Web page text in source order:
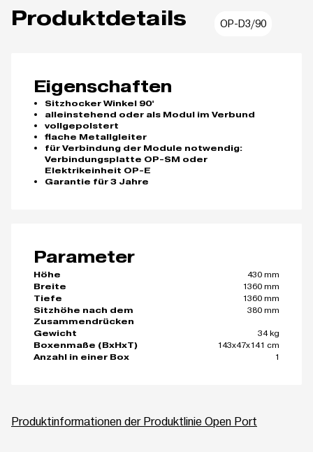
Produktdetails OP-D3/90
Eigenschaften
Sitzhocker Winkel 90°
alleinstehend oder als Modul im Verbund
vollgepolstert
flache Metallgleiter
für Verbindung der Module notwendig:
Verbindungsplatte OP-SM oder
Elektrikeinheit OP-E
Garantie für 3 Jahre
Parameter
Höhe
430 mm
Breite
1360 mm
Tiefe
1360 mm
Sitzhöhe nach dem
Zusammendrücken
380 mm
Gewicht
34 kg
Boxenmaße (BxHxT)
143x47x141 cm
Anzahl in einer Box
1
Produktinformationen der Produktlinie Open Port